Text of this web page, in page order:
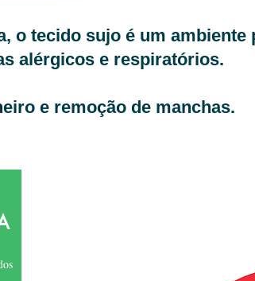
o tecido sujo é um
alérgicos e respiratórios.
e remoção de manchas.